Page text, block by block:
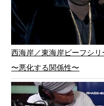
西海岸／東海岸ビーフシ
〜悪化する関係性〜